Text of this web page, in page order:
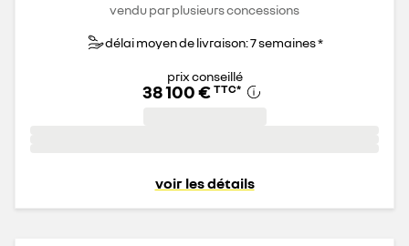
vendu par plusieurs concessions
délai moyen de livraison: 7 semaines *
prix conseillé
38 100 € TTC*
voir les détails